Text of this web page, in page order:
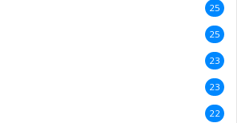
25
25
23
23
22